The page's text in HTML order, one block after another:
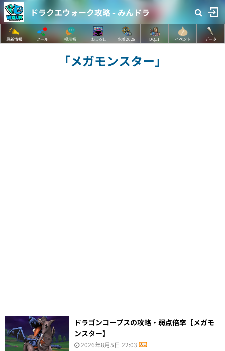
ドラクエウォーク攻略 - みんドラ
最新情報 ツール 掲示板 まぼろし 水着2026 DQ11 イベント データ
「メガモンスター」
ドラゴンコープスの攻略・弱点倍率【メガモ
ンスター】
2026年8月5日 22:03